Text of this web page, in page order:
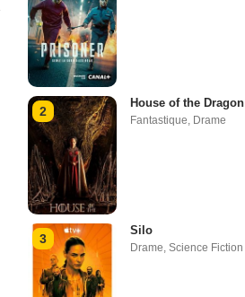
2
House of the Dragon
Fantastique Drame
3
Silo
Drame Science Fiction